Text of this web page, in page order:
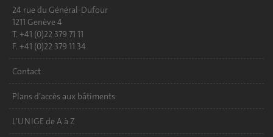
24 rue du Général-Dufour
1211 Genève 4
T. +41 (0)22 379 71 11
F. +41 (0)22 379 11 34
Contact
Plans d'accès aux bâtiments
L'UNIGE de A à Z